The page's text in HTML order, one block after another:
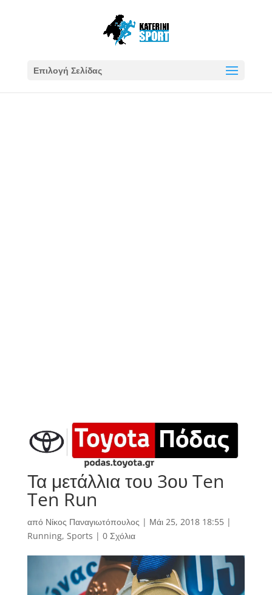
Επιλογή Σελίδας
Τα μετάλλια του 3ου Ten
Ten Run
από Νίκος Παναγιωτόπουλος | Μάι 25, 2018 18:55|
Running, Sports | 0 Σχόλια